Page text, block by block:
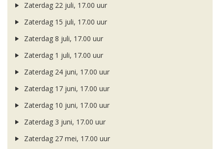
Zaterdag 22 juli, 17.00 uur
Zaterdag 15 juli, 17.00 uur
Zaterdag 8 juli, 17.00 uur
Zaterdag 1 juli, 17.00 uur
Zaterdag 24 juni, 17.00 uur
Zaterdag 17 juni, 17.00 uur
Zaterdag 10 juni, 17.00 uur
Zaterdag 3 juni, 17.00 uur
Zaterdag 27 mei, 17.00 uur